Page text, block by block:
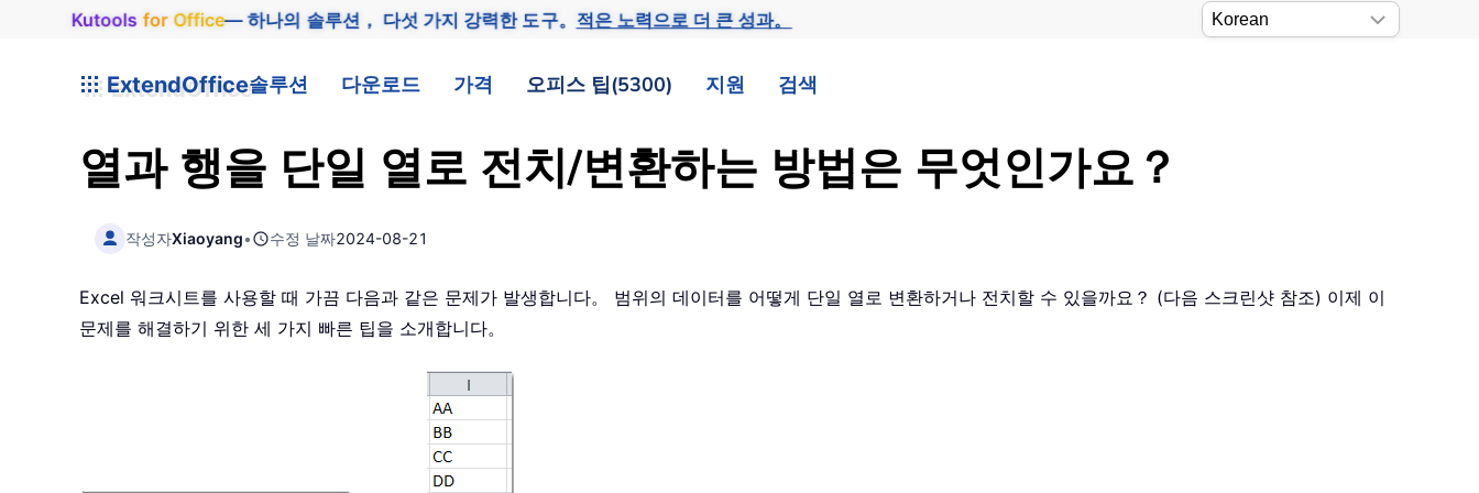
Kutools for Office— 하나의 솔루션， 다섯 가지 강력한 도구。 적은 노력으로 더 큰 성과。
ExtendOffice솔루션 다운로드 가격 오피스 팁(5300) 지원 검색
열과 행을 단일 열로 전치/변환하는 방법은 무엇인가요？
작성자Xiaoyang• 수정 날짜2024-08-21
Excel 워크시트를 사용할 때 가끔 다음과 같은 문제가 발생합니다。 범위의 데이터를 어떻게 단일 열로 변환하거나 전치할 수 있을까요？ (다음 스크린샷 참조) 이제 이
문제를 해결하기 위한 세 가지 빠른 팁을 소개합니다。